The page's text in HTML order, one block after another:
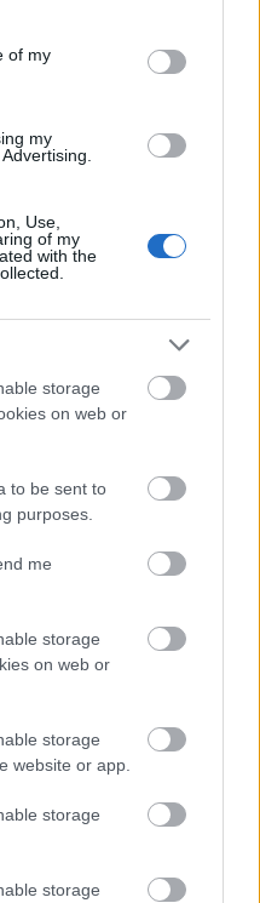
purposes in below Google
of my
my
Use,
of my
with the
storage
on web or
to be sent to
purposes.
me
storage
on web or
storage
website or app.
storage
storage
13 sebesült
energiát